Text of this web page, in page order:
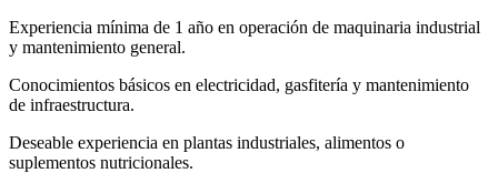
Experiencia mínima de 1 año en operación de maquinaria industrial
y mantenimiento general.
Conocimientos básicos en electricidad, gasfitería y mantenimiento
de infraestructura.
Deseable experiencia en plantas industriales, alimentos o
suplementos nutricionales.